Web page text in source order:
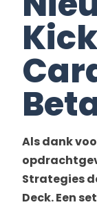
Als dank
Strategies
Deck. Een